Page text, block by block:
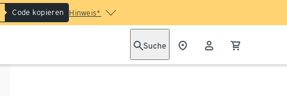
Code kopieren Hinweis*
Suche